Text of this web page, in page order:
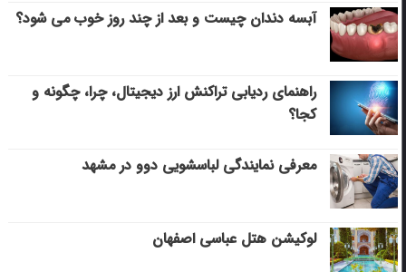
آبسه دندان چیست و بعد از چند روز خوب می‌ شود؟
راهنمای ردیابی تراکنش ارز دیجیتال، چرا، چگونه و
کجا؟
معرفی نمایندگی لباسشویی دوو در مشهد
لوکیشن هتل عباسی اصفهان